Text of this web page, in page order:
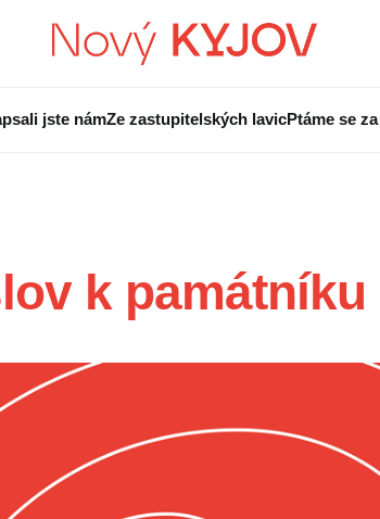
jste námZe zastupitelských lavicPtáme se
k památníku